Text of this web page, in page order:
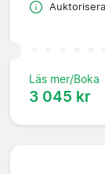
Läs mer/Boka
3 045 kr